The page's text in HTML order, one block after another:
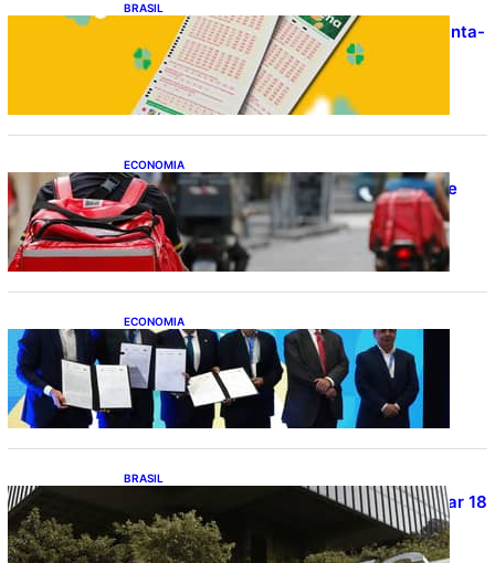
BRASIL
Resultado da Mega-Sena 3041 nesta quinta-
feira (06/08/2026)
ECONOMIA
CAIXA e iFood facilitam financiamento de
motos e bicicletas elétricas para
entregadores
ECONOMIA
ApexBrasil participa de convênio para
investimento de R$ 2,63 milhões em
exportações de cachaça
BRASIL
Projetos de saneamento podem beneficiar 18
milhões de brasileiros